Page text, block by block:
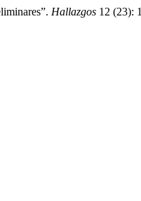
Hallazgos 12 (23):